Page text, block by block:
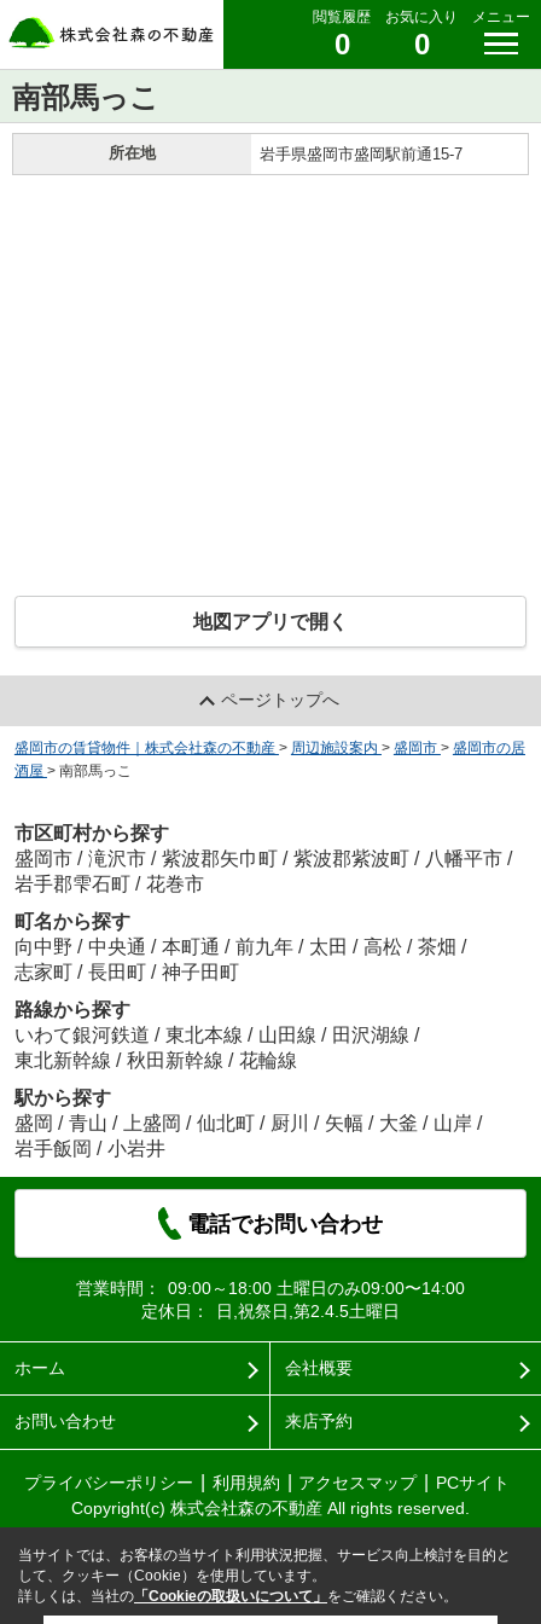
閲覧履歴
0
お気に入り
0
メニュー
南部馬っこ
所在地 岩手県盛岡市盛岡駅前通15-7
地図アプリで開く
ページトップへ
盛岡市の賃貸物件｜株式会社森の不動産 > 周辺施設案内 > 盛岡市 > 盛岡市の居
酒屋 > 南部馬っこ
市区町村から探す
盛岡市 / 滝沢市 / 紫波郡矢巾町 / 紫波郡紫波町 / 八幡平市 /
岩手郡雫石町 / 花巻市
町名から探す
向中野 / 中央通 / 本町通 / 前九年 / 太田 / 高松 / 茶畑 /
志家町 / 長田町 / 神子田町
路線から探す
いわて銀河鉄道 / 東北本線 / 山田線 / 田沢湖線 /
東北新幹線 / 秋田新幹線 / 花輪線
駅から探す
盛岡 / 青山 / 上盛岡 / 仙北町 / 厨川 / 矢幅 / 大釜 / 山岸 /
岩手飯岡 / 小岩井
電話でお問い合わせ
営業時間：
09:00～18:00 土曜日のみ09:00〜14:00
定休日：
日,祝祭日,第2.4.5土曜日
ホーム 会社概要
お問い合わせ 来店予約
プライバシーポリシー 利用規約 アクセスマップ
PCサイト
Copyright(c) 株式会社森の不動産 All rights reserved.
当サイトでは、お客様の当サイト利用状況把握、サービス向上検討を目的と
して、クッキー（Cookie）を使用しています。
詳しくは、当社の 「Cookieの取扱いについて」 をご確認ください。